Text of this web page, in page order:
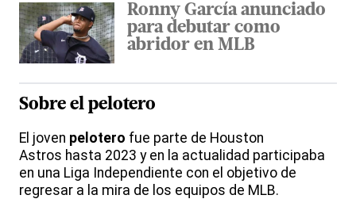
Ronny García anunciado
para debutar como
abridor en MLB
Sobre el pelotero
El joven pelotero fue parte de Houston
Astros hasta 2023 y en la actualidad participaba
en una Liga Independiente con el objetivo de
regresar a la mira de los equipos de MLB.